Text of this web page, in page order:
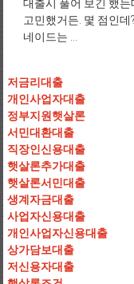
대출시 풀어 보긴 했
고민했거든. 몇 점인
네이드는 ...
저금리대출
개인사업자대출
정부지원햇살론
서민대환대출
직장인신용대출
햇살론추가대출
햇살론서민대출
생계자금대출
사업자신용대출
개인사업자신용대출
상가담보대출
저신용자대출